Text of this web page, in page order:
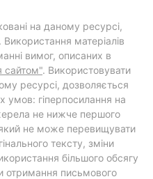
на даному ресурсі,
матеріалів
вимог, описаних в
сайтом". Використовувати
ресурсі, дозволяється
умов: гіперпосилання на
не нижче першого
не може перевищувати
тексту, зміни
більшого обсягу
отримання письмового